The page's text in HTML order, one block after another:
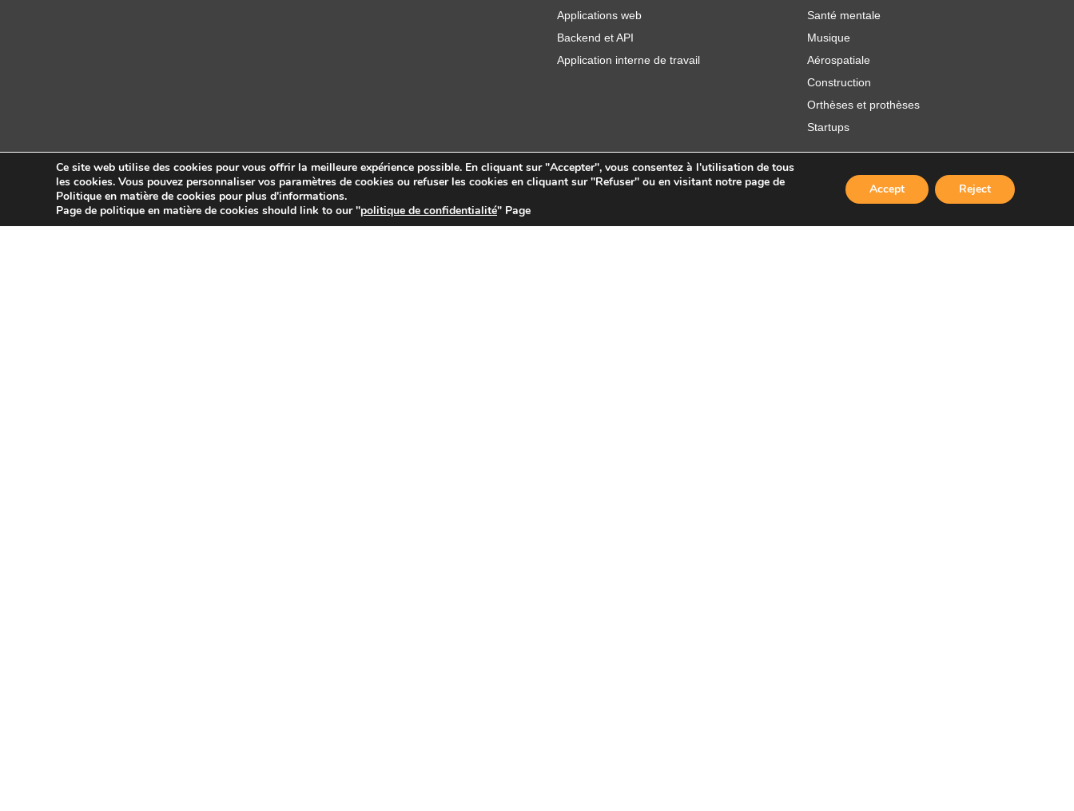
Applications web
Backend et API
Application interne de travail
Santé mentale
Musique
Aérospatiale
Construction
Orthèses et prothèses
Startups
Copyright © 2026 Sidekick Interactive Inc.
Ce site web utilise des cookies pour vous offrir la meilleure expérience possible. En cliquant sur "Accepter", vous consentez à l'utilisation de tous
les cookies. Vous pouvez personnaliser vos paramètres de cookies ou refuser les cookies en cliquant sur "Refuser" ou en visitant notre page de
Politique en matière de cookies pour plus d'informations.
Page de politique en matière de cookies should link to our "politique de confidentialité" Page
Accept Reject